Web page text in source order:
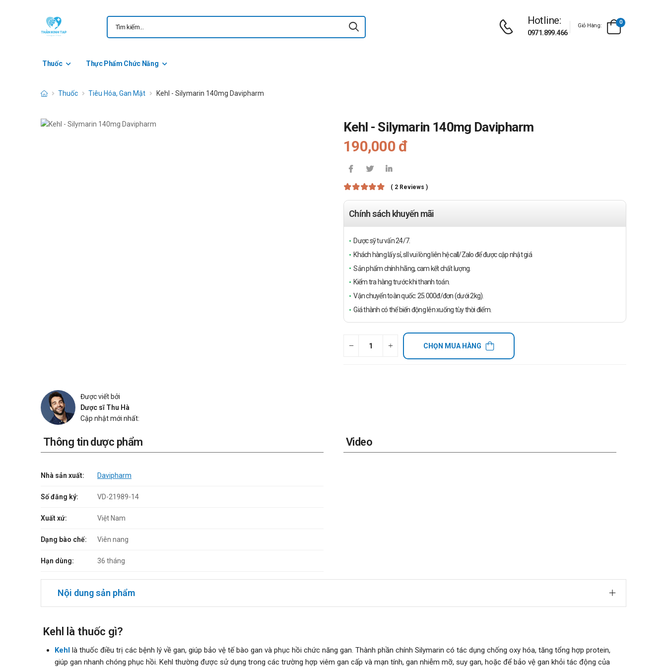
Hotline:
0971.899.466
Giỏ Hàng:
0
Thuốc Thực Phẩm Chức Năng
Thuốc Tiêu Hóa, Gan Mật Kehl - Silymarin 140mg Davipharm
Kehl - Silymarin 140mg Davipharm
190,000 đ
( 2 Reviews )
Chính sách khuyến mãi
Dược sỹ tư vấn 24/7.
Khách hàng lấy sỉ, sll vui lòng liên hệ call/Zalo để được cập nhật giá
Sản phẩm chính hãng, cam kết chất lượng.
Kiểm tra hàng trước khi thanh toán.
Vận chuyển toàn quốc: 25.000đ/đơn (dưới 2kg).
Giá thành có thể biến động lên xuống tùy thời điểm.
CHỌN MUA HÀNG
Được viết bởi
Dược sĩ Thu Hà
Cập nhật mới nhất:
Thông tin dược phẩm
Nhà sản xuất: Davipharm
Số đăng ký: VD-21989-14
Xuất xứ: Việt Nam
Dạng bào chế: Viên nang
Hạn dùng: 36 tháng
Video
Nội dung sản phẩm
Kehl là thuốc gì?
Kehllà thuốc điều trị các bệnh lý về gan, giúp bảo vệ tế bào gan và phục hồi chức năng gan. Thành phần chính Silymarin có tác dụng chống oxy hóa, tăng tổng hợp protein,
giúp gan nhanh chóng phục hồi. Kehl thường được sử dụng trong các trường hợp viêm gan cấp và mạn tính, gan nhiễm mỡ, suy gan, hoặc để bảo vệ gan khỏi tác động của